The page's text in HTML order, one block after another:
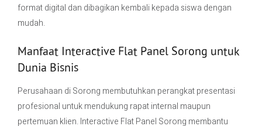
format digital dan dibagikan kembali kepada siswa dengan
mudah.
Manfaat Interactive Flat Panel Sorong untuk
Dunia Bisnis
Perusahaan di Sorong membutuhkan perangkat presentasi
profesional untuk mendukung rapat internal maupun
pertemuan klien. Interactive Flat Panel Sorong membantu